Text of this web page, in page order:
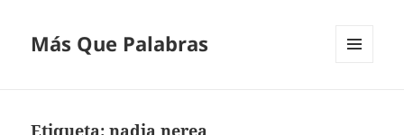
Más Que Palabras